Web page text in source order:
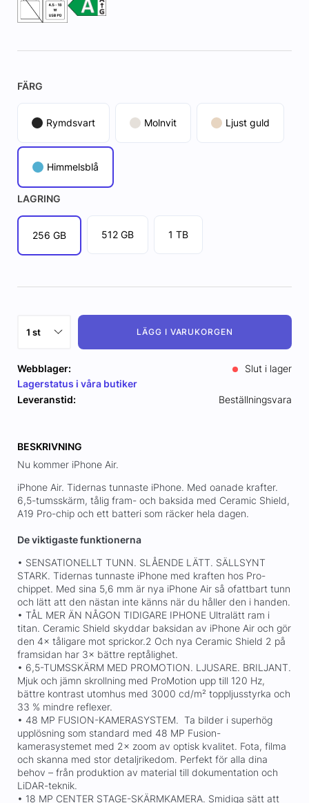
FÄRG
Rymdsvart Molnvit Ljust guld
Himmelsblå
LAGRING
256 GB 512 GB 1 TB
LÄGG I VARUKORGEN
Webblager:
Slut i lager
Lagerstatus i våra butiker
Leveranstid:
Beställningsvara
BESKRIVNING
Nu kommer iPhone Air.
iPhone Air. Tidernas tunnaste iPhone. Med oanade krafter.
6,5-tumsskärm, tålig fram- och baksida med Ceramic Shield,
A19 Pro-chip och ett batteri som räcker hela dagen.
De viktigaste funktionerna
• SENSATIONELLT TUNN. SLÅENDE LÄTT. SÄLLSYNT
STARK. Tidernas tunnaste iPhone med kraften hos Pro-
chippet. Med sina 5,6 mm är nya iPhone Air så ofattbart tunn
och lätt att den nästan inte känns när du håller den i handen.
• TÅL MER ÄN NÅGON TIDIGARE IPHONE Ultralätt ram i
titan. Ceramic Shield skyddar baksidan av iPhone Air och gör
den 4× tåligare mot sprickor.2 Och nya Ceramic Shield 2 på
framsidan har 3× bättre reptålighet.
• 6,5-TUMSSKÄRM MED PROMOTION. LJUSARE. BRILJANT.
Mjuk och jämn skrollning med ProMotion upp till 120 Hz,
bättre kontrast utomhus med 3000 cd/m² toppljusstyrka och
33 % mindre reflexer.
• 48 MP FUSION-KAMERASYSTEM. Ta bilder i superhög
upplösning som standard med 48 MP Fusion-
kamerasystemet med 2× zoom av optisk kvalitet. Fota, filma
och skanna med stor detaljrikedom. Perfekt för alla dina
behov – från produktion av material till dokumentation och
LiDAR-teknik.
• 18 MP CENTER STAGE-SKÄRMKAMERA. Smidiga sätt att